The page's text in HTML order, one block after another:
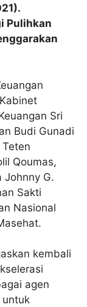
Pulihkan
Sri
Budi Gunadi
Qoumas,
Johnny G.
Sakti
Nasional
kembali
agen
untuk